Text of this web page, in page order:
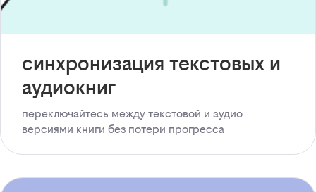
синхронизация текстовых и
аудиокниг
переключайтесь между текстовой и аудио
версиями книги без потери прогресса